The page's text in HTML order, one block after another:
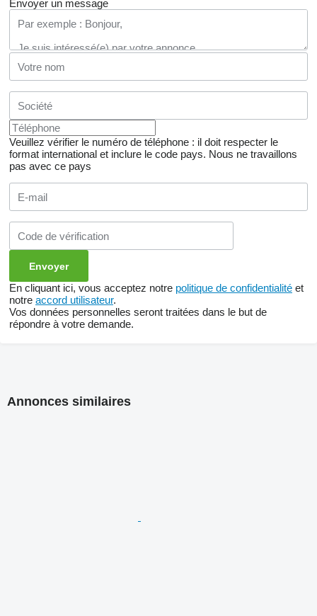
Envoyer un message
Veuillez vérifier le numéro de téléphone : il doit respecter le
format international et inclure le code pays. Nous ne travaillons
pas avec ce pays
En cliquant ici, vous acceptez notre politique de confidentialité et
notre accord utilisateur.
Vos données personnelles seront traitées dans le but de
répondre à votre demande.
Annonces similaires